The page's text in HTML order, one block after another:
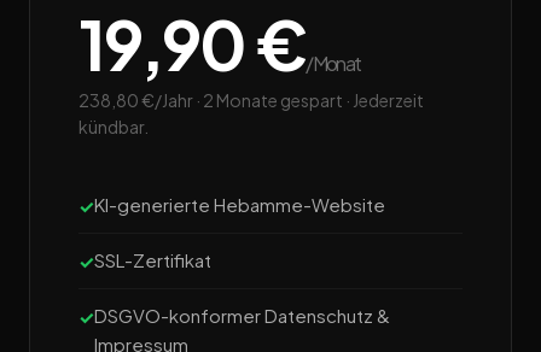
19,90 €/Monat
238,80 €/Jahr · 2 Monate gespart · Jederzeit
kündbar.
KI-generierte Hebamme-Website
SSL-Zertifikat
DSGVO-konformer Datenschutz &
Impressum